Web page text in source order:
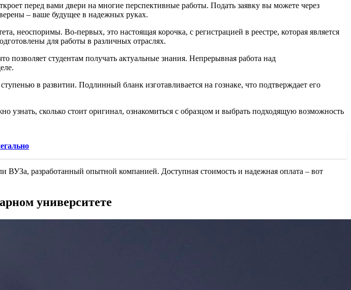
перед вами двери на многие перспективные работы. Подать заявку вы можете через
– ваше будущее в надежных руках.
неоспоримы. Во-первых, это настоящая корочка, с регистрацией в реестре, которая является
для работы в различных отраслях.
студентам получать актуальные знания. Непрерывная работа над
в развитии. Подлинный бланк изготавливается на гознаке, что подтверждает его
узнать, сколько стоит оригинал, ознакомиться с образцом и выбрать подходящую возможность
ВУЗа, разработанный опытной компанией. Доступная стоимость и надежная оплата – вот
университете